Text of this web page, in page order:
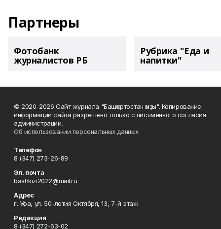
Партнеры
Фотобанк
журналистов РБ
Рубрика "Еда и
напитки"
© 2020-2026 Сайт журнала "Башҡортостан ҡыҙы". Копирование
информации сайта разрешено только с письменного согласия
администрации.
Об использовании персональных данных
Телефон
8 (347) 273-26-89
Эл. почта
bashkizi2022@mail.ru
Адрес
г. Уфа, ул. 50-летия Октября, 13, 7-й этаж
Редакция
8 (347) 272-63-02